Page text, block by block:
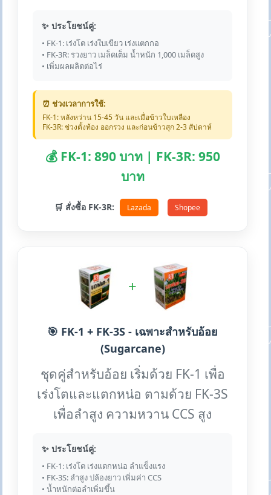
✨ ประโยชน์คู่:
• FK-1: เร่งโต เร่งใบเขียว เร่งแตกกอ
• FK-3R: รวงยาว เมล็ดเต็ม น้ำหนัก 1,000 เมล็ดสูง
• เพิ่มผลผลิตต่อไร่
⏰ ช่วงเวลาการใช้:
FK-1: หลังหว่าน 15-45 วัน และเมื่อข้าวใบเหลือง
FK-3R: ช่วงตั้งท้อง ออกรวง และก่อนข้าวสุก 2-3 สัปดาห์
💰 FK-1: 890 บาท | FK-3R: 950
บาท
🛒 สั่งซื้อ FK-3R: Lazada Shopee
+
🎯 FK-1 + FK-3S - เฉพาะสำหรับอ้อย
(Sugarcane)
ชุดคู่สำหรับอ้อย เริ่มด้วย FK-1 เพื่อ
เร่งโตและแตกหน่อ ตามด้วย FK-3S
เพื่อลำสูง ความหวาน CCS สูง
✨ ประโยชน์คู่:
• FK-1: เร่งโต เร่งแตกหน่อ ลำแข็งแรง
• FK-3S: ลำสูง ปล้องยาว เพิ่มค่า CCS
• น้ำหนักต่อลำเพิ่มขึ้น